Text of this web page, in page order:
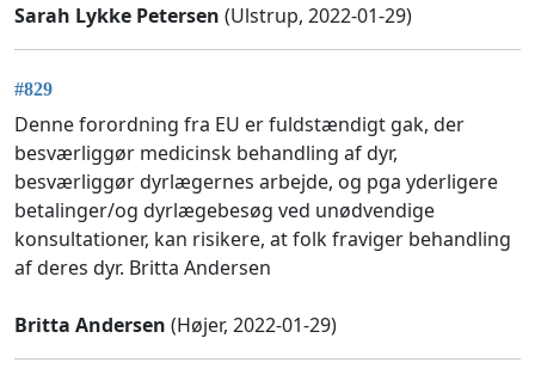
Sarah Lykke Petersen (Ulstrup, 2022-01-29)
#829
Denne forordning fra EU er fuldstændigt gak, der
besværliggør medicinsk behandling af dyr,
besværliggør dyrlægernes arbejde, og pga yderligere
betalinger/og dyrlægebesøg ved unødvendige
konsultationer, kan risikere, at folk fraviger behandling
af deres dyr. Britta Andersen
Britta Andersen (Højer, 2022-01-29)